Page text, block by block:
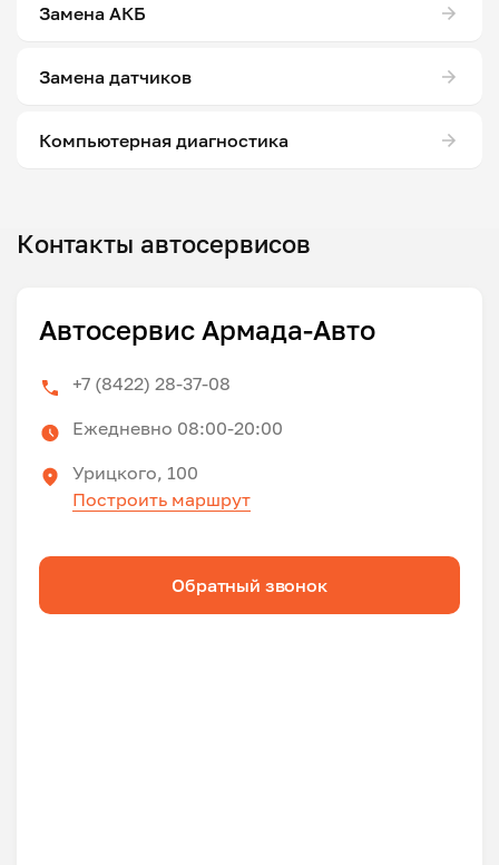
Замена АКБ
Замена датчиков
Компьютерная диагностика
Контакты автосервисов
Автосервис Армада-Авто
+7 (8422) 28-37-08
Ежедневно 08:00-20:00
Урицкого, 100
Построить маршрут
Обратный звонок